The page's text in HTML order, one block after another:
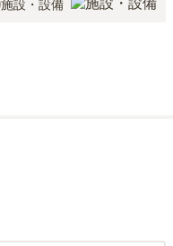
施設・設備